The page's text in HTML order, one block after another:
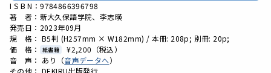
I S B N：9784866396798
著 者：新大久保語学院、李志暎
発売日：2023年09月
規 格： B5判 (H257mm × W182mm) / 本冊: 208p; 別冊: 20p;
価 格：
紙書籍 ¥2,200 （税込）
音 声： あり（音声データへ）
その他： DEKIRU出版発行